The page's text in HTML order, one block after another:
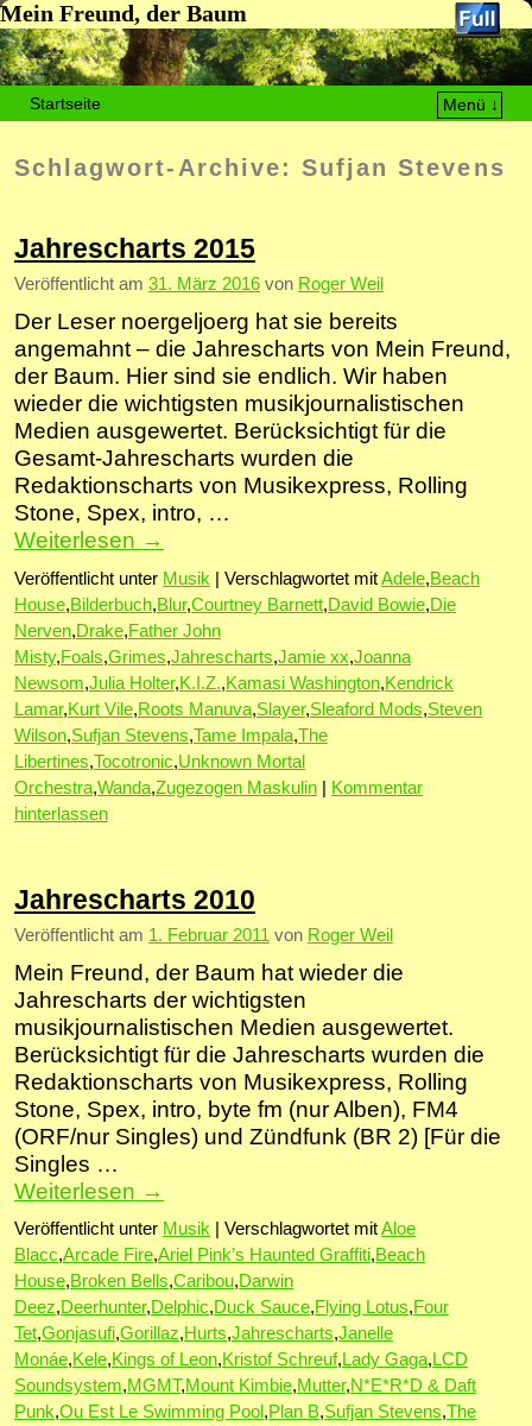
Mein Freund, der Baum
Startseite
Menü ↓
Schlagwort-Archive: Sufjan Stevens
Jahrescharts 2015
Veröffentlicht am 31. März 2016 von Roger Weil
Der Leser noergeljoerg hat sie bereits
angemahnt – die Jahrescharts von Mein Freund,
der Baum. Hier sind sie endlich. Wir haben
wieder die wichtigsten musikjournalistischen
Medien ausgewertet. Berücksichtigt für die
Gesamt-Jahrescharts wurden die
Redaktionscharts von Musikexpress, Rolling
Stone, Spex, intro, …
Weiterlesen →
Veröffentlicht unter Musik Verschlagwortet mitAdele,Beach
House,Bilderbuch,Blur,Courtney Barnett,David Bowie,Die
Nerven,Drake,Father John
Misty,Foals,Grimes,Jahrescharts,Jamie xx,Joanna
Newsom,Julia Holter,K.I.Z.,Kamasi Washington,Kendrick
Lamar,Kurt Vile,Roots Manuva,Slayer,Sleaford Mods,Steven
Wilson,Sufjan Stevens,Tame Impala,The
Libertines,Tocotronic,Unknown Mortal
Orchestra,Wanda,Zugezogen Maskulin
Kommentar
hinterlassen
Jahrescharts 2010
Veröffentlicht am 1. Februar 2011 von Roger Weil
Mein Freund, der Baum hat wieder die
Jahrescharts der wichtigsten
musikjournalistischen Medien ausgewertet.
Berücksichtigt für die Jahrescharts wurden die
Redaktionscharts von Musikexpress, Rolling
Stone, Spex, intro, byte fm (nur Alben), FM4
(ORF/nur Singles) und Zündfunk (BR 2) [Für die
Singles …
Weiterlesen →
Veröffentlicht unter Musik Verschlagwortet mitAloe
Blacc,Arcade Fire,Ariel Pink’s Haunted Graffiti,Beach
House,Broken Bells,Caribou,Darwin
Deez,Deerhunter,Delphic,Duck Sauce,Flying Lotus,Four
Tet,Gonjasufi,Gorillaz,Hurts,Jahrescharts,Janelle
Monáe,Kele,Kings of Leon,Kristof Schreuf,Lady Gaga,LCD
Soundsystem,MGMT,Mount Kimbie,Mutter,N*E*R*D & Daft
Punk,Ou Est Le Swimming Pool ,Plan B,Sufjan Stevens,The